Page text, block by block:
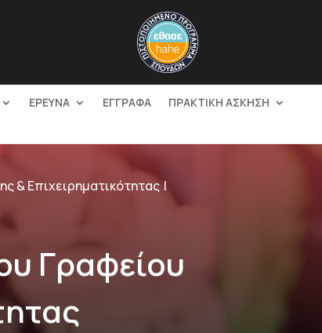
ΕΡΕΥΝΑ ΕΓΓΡΑΦΑ
ΠΡΑΚΤΙΚΗ ΑΣΚΗΣΗ
& Επιχειρηματικότητας
Γραφείου